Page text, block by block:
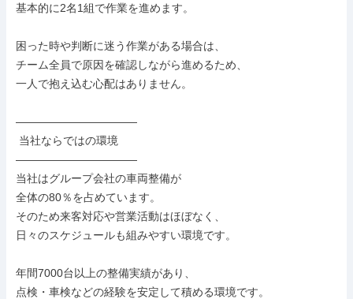
基本的に2名1組で作業を進めます。
困った時や判断に迷う作業がある場合は、
チーム全員で原因を確認しながら進めるため、
一人で抱え込む心配はありません。
―――――――――――
―――――――――――
当社はグループ会社の車両整備が
全体の80％を占めています。
そのため来客対応や営業活動はほぼなく、
日々のスケジュールも組みやすい環境です。
年間7000台以上の整備実績があり、
点検・車検などの経験を安定して積める環境です。